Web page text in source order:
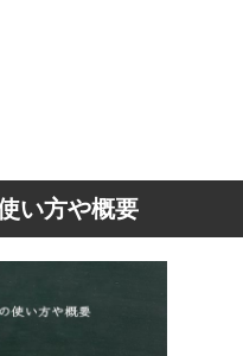
い方や概要